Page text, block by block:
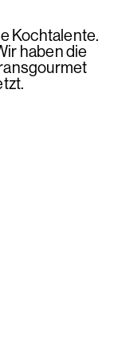
Kochtalente.
haben die